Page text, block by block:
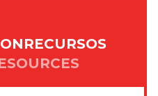
RECURSOS